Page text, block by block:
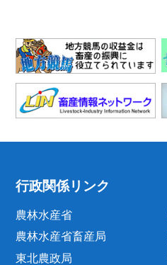
行政関係リンク
農林水産省
農林水産省畜産局
東北農政局